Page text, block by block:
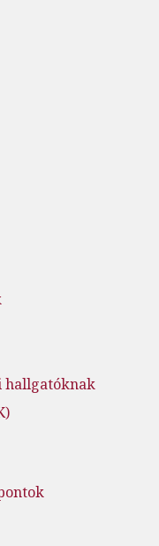
hallgatóknak